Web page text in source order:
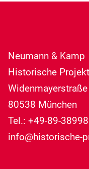
Neumann & Kamp
Historische
80538 München
Tel.: +49-89-
info@historische-